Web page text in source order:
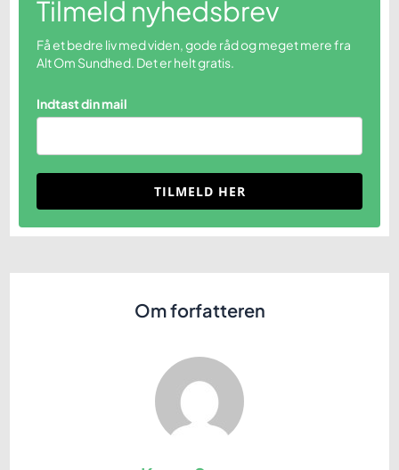
Tilmeld nyhedsbrev
Få et bedre liv med viden, gode råd og meget mere fra
Alt Om Sundhed. Det er helt gratis.
Indtast din mail
TILMELD HER
Om forfatteren